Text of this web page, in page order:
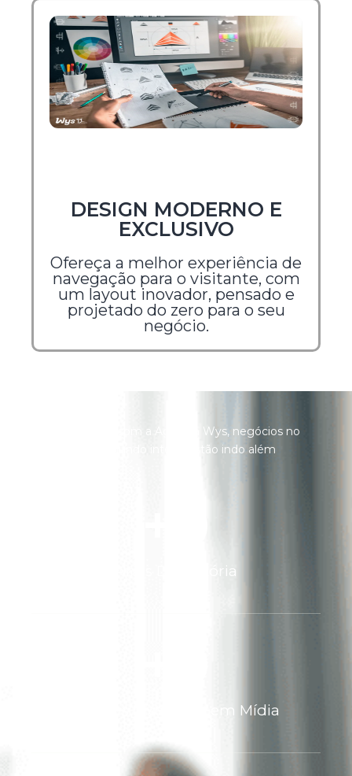
DESIGN MODERNO E
EXCLUSIVO
Ofereça a melhor experiência de
navegação para o visitante, com
um layout inovador, pensado e
projetado do zero para o seu
negócio.
Junto com a Agência Wys, negócios no
mundo inteiro estão indo além
Anos De História
Milhões Investidos em Mídia